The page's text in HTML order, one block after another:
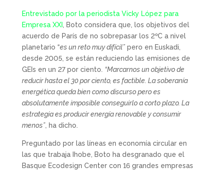
Entrevistado por la periodista Vicky López para
Empresa XXI
, Boto considera que, los objetivos del
acuerdo de París de no sobrepasar los 2ºC a nivel
planetario “es un reto muy difícil”pero en Euskadi,
desde 2005, se están reduciendo las emisiones de
GEIs en un 27 por ciento. “Marcarnos un objetivo de
reducir hasta el 30 por ciento, es factible. La soberanía
energética queda bien como discurso pero es
absolutamente imposible conseguirlo a corto plazo. La
estrategia es producir energía renovable y consumir
menos”, ha dicho.
Preguntado por las líneas en economía circular en
las que trabaja Ihobe, Boto ha desgranado que el
Basque Ecodesign Center con 16 grandes empresas